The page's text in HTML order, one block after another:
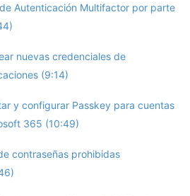
Autenticación Multifactor por parte
nuevas credenciales de
(9:14)
y configurar Passkey para cuentas
365 (10:49)
contraseñas prohibidas